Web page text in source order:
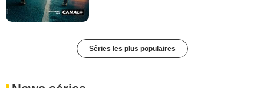
Séries les plus populaires